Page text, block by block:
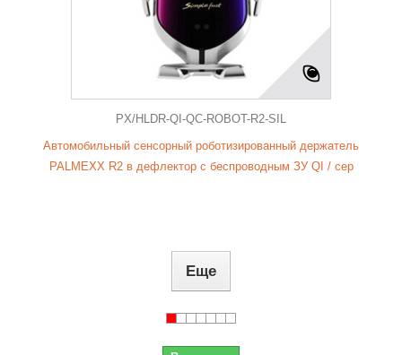
PX/HLDR-QI-QC-ROBOT-R2-SIL
Автомобильный сенсорный роботизированный держатель
PALMEXX R2 в дефлектор с беспроводным ЗУ QI / сер
Еще